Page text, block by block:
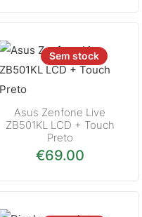
Sem stock
Asus Zenfone Live
ZB501KL LCD + Touch
Preto
€69.00